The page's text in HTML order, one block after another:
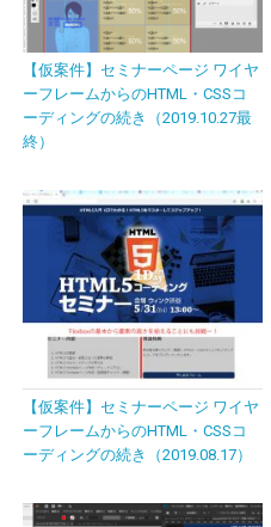
【仮案件】セミナーページ ワイヤ
ーフレームからのHTML・CSSコ
ーディングの続き（2019.10.27最
終）
【仮案件】セミナーページ ワイヤ
ーフレームからのHTML・CSSコ
ーディングの続き（2019.08.17）